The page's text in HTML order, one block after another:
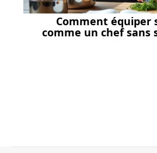
Comment équiper
comme un chef sans